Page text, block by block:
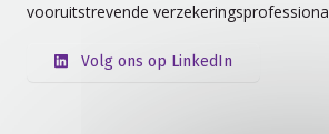
vooruitstrevende
Volg ons op LinkedIn